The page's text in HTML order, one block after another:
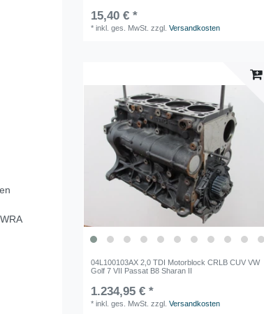
15,40 € *
*inkl. ges. MwSt. zzgl.Versandkosten
04L100103AX 2,0 TDI Motorblock CRLB CUV VW
Golf 7 VII Passat B8 Sharan II
1.234,95 € *
*inkl. ges. MwSt. zzgl.Versandkosten